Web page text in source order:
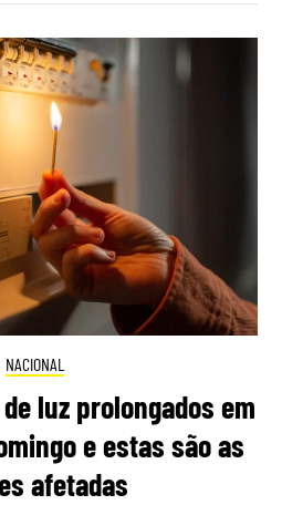
NACIONAL
luz prolongados em
e estas são as
afetadas